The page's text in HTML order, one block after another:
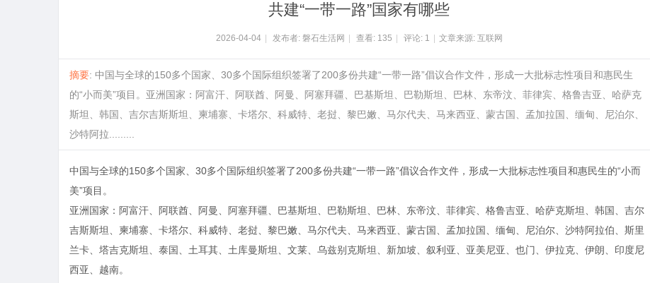
共建“一带一路”国家有哪些
2026-04-04 发布者: 磐石生活网 查看: 135 评论: 1 文章来源: 互联网
摘要: 中国与全球的150多个国家、30多个国际组织签署了200多份共建“一带一路”倡议合作文件，形成一大批标志性项目和惠民生
的“小而美”项目。亚洲国家：阿富汗、阿联酋、阿曼、阿塞拜疆、巴基斯坦、巴勒斯坦、巴林、东帝汶、菲律宾、格鲁吉亚、哈萨克
斯坦、韩国、吉尔吉斯斯坦、柬埔寨、卡塔尔、科威特、老挝、黎巴嫩、马尔代夫、马来西亚、蒙古国、孟加拉国、缅甸、尼泊尔、
沙特阿拉.........
中国与全球的150多个国家、30多个国际组织签署了200多份共建“一带一路”倡议合作文件，形成一大批标志性项目和惠民生的“小而
美”项目。
亚洲国家：阿富汗、阿联酋、阿曼、阿塞拜疆、巴基斯坦、巴勒斯坦、巴林、东帝汶、菲律宾、格鲁吉亚、哈萨克斯坦、韩国、吉尔
吉斯斯坦、柬埔寨、卡塔尔、科威特、老挝、黎巴嫩、马尔代夫、马来西亚、蒙古国、孟加拉国、缅甸、尼泊尔、沙特阿拉伯、斯里
兰卡、塔吉克斯坦、泰国、土耳其、土库曼斯坦、文莱、乌兹别克斯坦、新加坡、叙利亚、亚美尼亚、也门、伊拉克、伊朗、印度尼
西亚、越南。